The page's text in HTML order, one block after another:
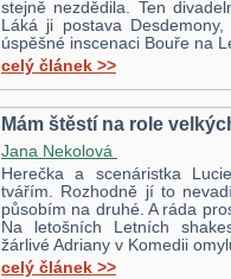
stejně nezdědila. Ten
Láká ji postava
úspěšné inscenaci Bouře na
celý článek >>
Mám štěstí na role
Jana Nekolová
Herečka a scenáristka
tvářím. Rozhodně jí to
působím na druhé. A ráda
Na letošních Letních
žárlivé Adriany v Komedii
celý článek >>